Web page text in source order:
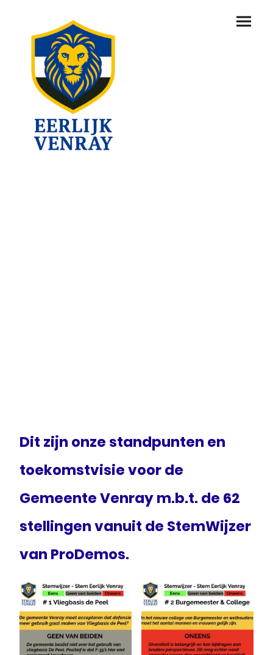
Dit zijn onze standpunten en
toekomstvisie voor de
Gemeente Venray m.b.t. de 62
stellingen vanuit de StemWijzer
van ProDemos.